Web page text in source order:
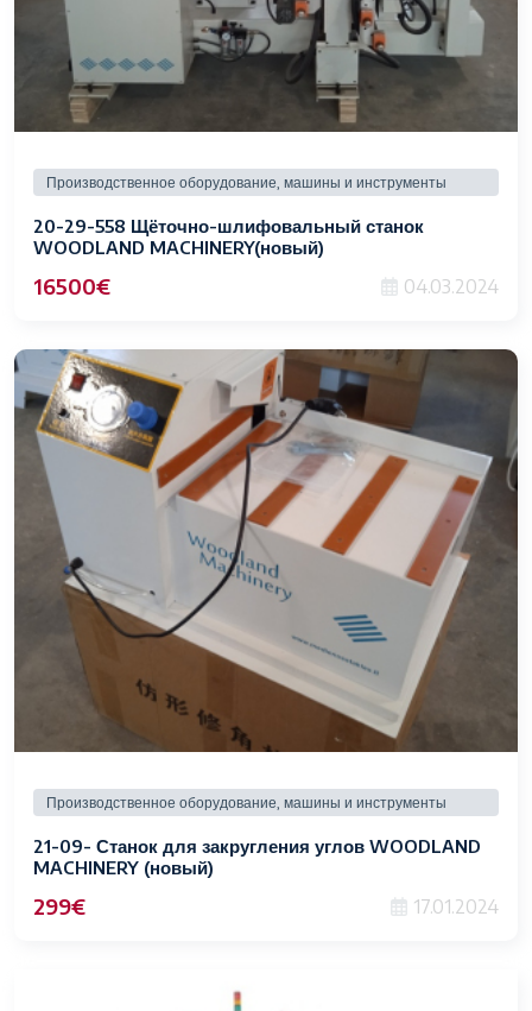
Производственное оборудование, машины и инструменты
20-29-558 Щёточно-шлифовальный станок
WOODLAND MACHINERY(новый)
16500€ 04.03.2024
Производственное оборудование, машины и инструменты
21-09- Станок для закругления углов WOODLAND
MACHINERY (новый)
299€ 17.01.2024